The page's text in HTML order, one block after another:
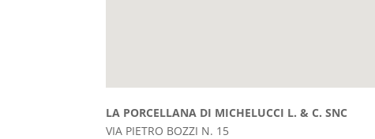
LA PORCELLANA DI MICHELUCCI L. & C. SNC
VIA PIETRO BOZZI N. 15